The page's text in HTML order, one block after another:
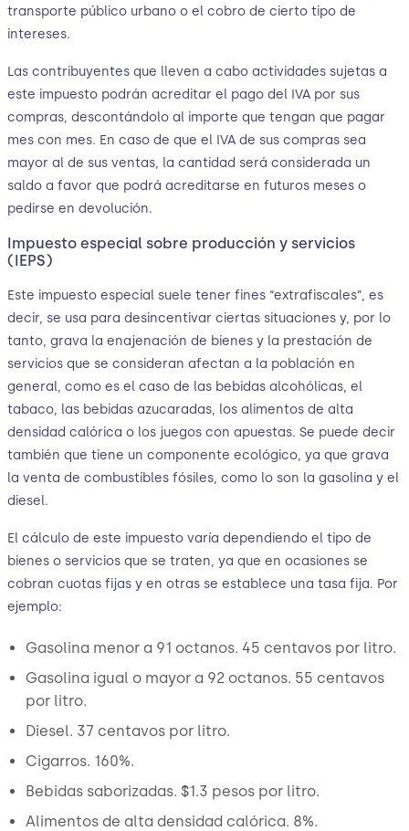
transporte público urbano o el cobro de cierto tipo de
intereses.
Las contribuyentes que lleven a cabo actividades sujetas a
este impuesto podrán acreditar el pago del IVA por sus
compras, descontándolo al importe que tengan que pagar
mes con mes. En caso de que el IVA de sus compras sea
mayor al de sus ventas, la cantidad será considerada un
saldo a favor que podrá acreditarse en futuros meses o
pedirse en devolución.
Impuesto especial sobre producción y servicios
(IEPS)
Este impuesto especial suele tener fines “extrafiscales”, es
decir, se usa para desincentivar ciertas situaciones y, por lo
tanto, grava la enajenación de bienes y la prestación de
servicios que se consideran afectan a la población en
general, como es el caso de las bebidas alcohólicas, el
tabaco, las bebidas azucaradas, los alimentos de alta
densidad calórica o los juegos con apuestas. Se puede decir
también que tiene un componente ecológico, ya que grava
la venta de combustibles fósiles, como lo son la gasolina y el
diesel.
El cálculo de este impuesto varía dependiendo el tipo de
bienes o servicios que se traten, ya que en ocasiones se
cobran cuotas fijas y en otras se establece una tasa fija. Por
ejemplo:
Gasolina menor a 91 octanos. 45 centavos por litro.
Gasolina igual o mayor a 92 octanos. 55 centavos
por litro.
Diesel. 37 centavos por litro.
Cigarros. 160%.
Bebidas saborizadas. $1.3 pesos por litro.
Alimentos de alta densidad calórica. 8%.